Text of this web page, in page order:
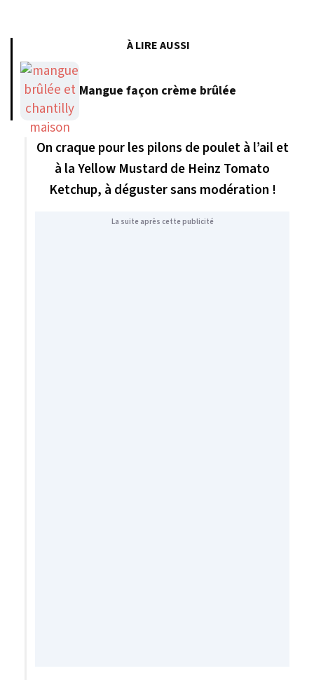
À LIRE AUSSI
Mangue façon crème brûlée
On craque pour les pilons de poulet à l’ail et
à la Yellow Mustard de Heinz Tomato
Ketchup, à déguster sans modération !
La suite après cette publicité